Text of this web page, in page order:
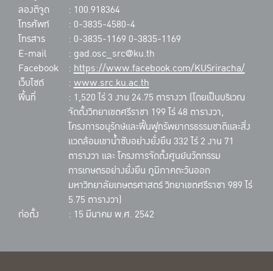
ลองติจูด
: 100.918364
โทรศัพท์
: 0-3835-4580-4
โทรสาร
: 0-3835-1169 0-3835-1169
E-mail
: gad.osc_src@ku.th
Facebook
:https://www.facebook.com/KUSriracha/
เว็บไซต์
:www.src.ku.ac.th
พื้นที่
: 1,520 ไร่ 3 งาน 24.75 ตารางวา (โดยเป็นบริเวณ
จัดตั้งวิทยาเขตศรีราชา 199 ไร่ 48 ตารางวา,
โครงการอนุรักษ์และฟื้นฟูทรัพยากรธรรมชาติและสิ่ง
แวดล้อมเขาน้ำซับอย่างยั่งยืน 332 ไร่ 2 งาน 71
ตารางวา และ โครงการจัดตั้งศูนย์นวัตกรรม
การเกษตรอย่างยั่งยืน ภูมิภาคตะวันออก
มหาวิทยาลัยเกษตรศาสตร์ วิทยาเขตศรีราชา 989 ไร่
5.75 ตารางวา)
ก่อตั้ง
: 15 มีนาคม พ.ศ. 2542